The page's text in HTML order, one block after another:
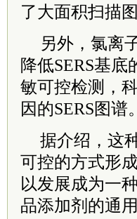
了大面积扫描
另外，氯离
降低SERS基
敏可控检测，
因的SERS图谱。
据介绍，这
可控的方式形
以发展成为一
品添加剂的通用